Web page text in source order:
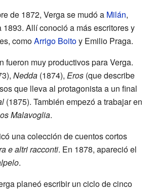
de 1872, Verga se mudó a Milán,
Allí conoció a más escritores y
comoArrigo Boitoy Emilio Praga.
fueron muy productivos para Verga.
Nedda (1874), Eros (que describe
que lleva al protagonista a un final
(1875). También empezó a trabajar en
Malavoglia.
una colección de cuentos cortos
e altri racconti. En 1878, apareció el
.
planeó escribir un ciclo de cinco